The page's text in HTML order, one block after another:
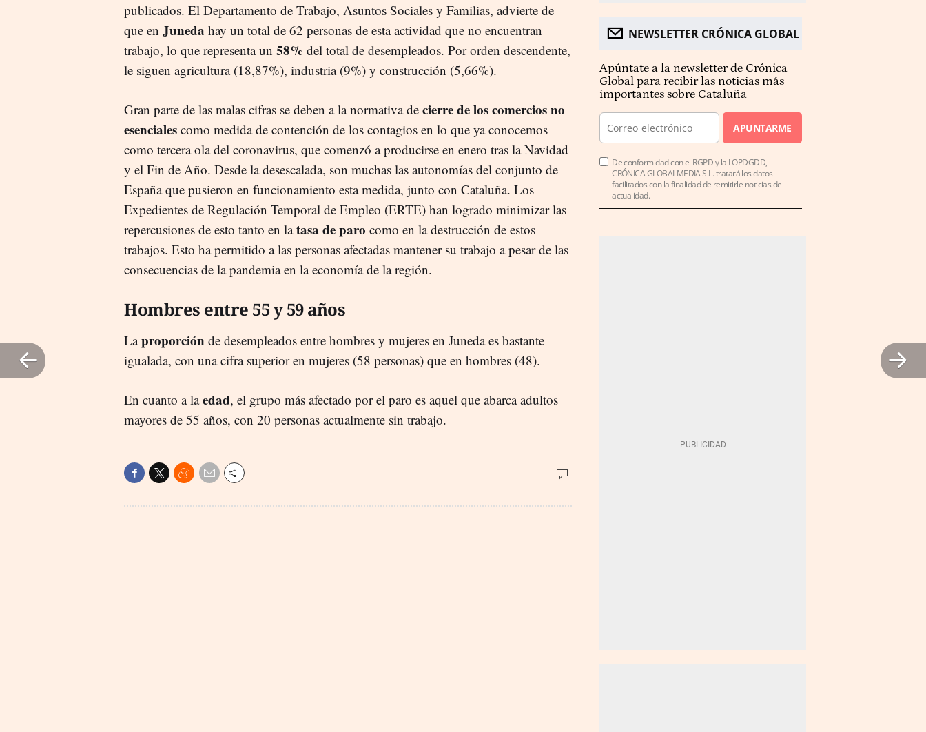
publicados. El Departamento de Trabajo, Asuntos Sociales y Familias, advierte de
que en Juneda hay un total de 62 personas de esta actividad que no encuentran
trabajo, lo que representa un 58% del total de desempleados. Por orden descendente,
le siguen agricultura (18,87%), industria (9%) y construcción (5,66%).
Gran parte de las malas cifras se deben a la normativa de cierre de los comercios no
esenciales como medida de contención de los contagios en lo que ya conocemos
como tercera ola del coronavirus, que comenzó a producirse en enero tras la Navidad
y el Fin de Año. Desde la desescalada, son muchas las autonomías del conjunto de
España que pusieron en funcionamiento esta medida, junto con Cataluña. Los
Expedientes de Regulación Temporal de Empleo (ERTE) han logrado minimizar las
repercusiones de esto tanto en latasa de paro como en la destrucción de estos
trabajos. Esto ha permitido a las personas afectadas mantener su trabajo a pesar de las
consecuencias de la pandemia en la economía de la región.
Hombres entre 55 y 59 años
Laproporción de desempleados entre hombres y mujeres en Juneda es bastante
igualada, con una cifra superior en mujeres (58 personas) que en hombres (48).
En cuanto a laedad, el grupo más afectado por el paro es aquel que abarca adultos
mayores de 55 años, con 20 personas actualmente sin trabajo.
NEWSLETTER CRÓNICA GLOBAL
Apúntate a la newsletter de Crónica
Global para recibir las noticias más
importantes sobre Cataluña
APUNTARME
De conformidad con el RGPD y la LOPDGDD,
CRÓNICA GLOBALMEDIA S.L. tratará los datos
facilitados con la finalidad de remitirle noticias de
actualidad.